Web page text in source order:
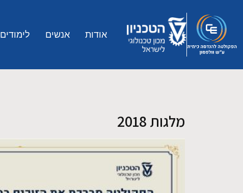
אודות אנשים לימודים
מלגות 2018